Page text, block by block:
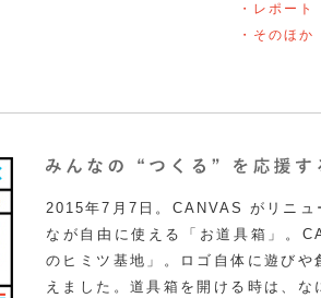
・レポート
・そのほか
2015年7月7日。CANVAS がリニュ
なが自由に使える「お道具箱」。
のヒミツ基地」。ロゴ自体に遊び
えました。道具箱を開ける時は、